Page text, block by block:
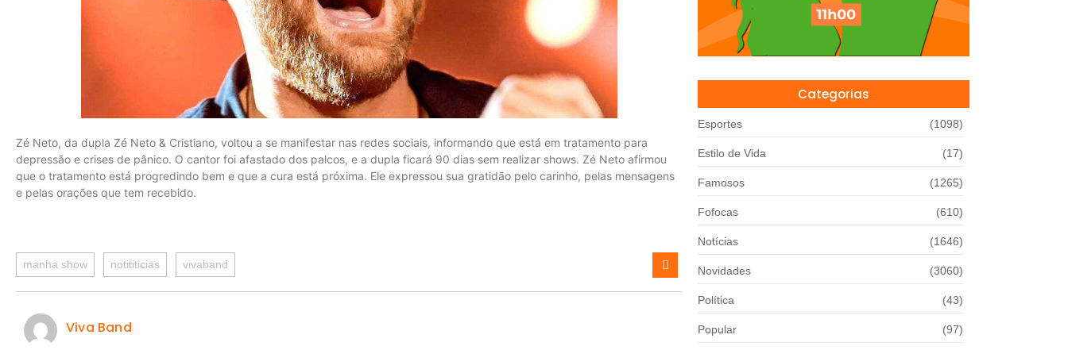
Zé Neto, da dupla Zé Neto & Cristiano, voltou a se manifestar nas redes sociais, informando que está em tratamento para
depressão e crises de pânico. O cantor foi afastado dos palcos, e a dupla ficará 90 dias sem realizar shows. Zé Neto afirmou
que o tratamento está progredindo bem e que a cura está próxima. Ele expressou sua gratidão pelo carinho, pelas mensagens
e pelas orações que tem recebido.
manha show notititicias vivaband
Viva Band
Categorias
Esportes (1098)
Estilo de Vida (17)
Famosos (1265)
Fofocas (610)
Notícias (1646)
Novidades (3060)
Política (43)
Popular (97)